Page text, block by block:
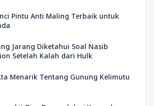
Pintu Anti Maling Terbaik untuk
Jarang Diketahui Soal Nasib
Setelah Kalah dari Hulk
Menarik Tentang Gunung Kelimutu